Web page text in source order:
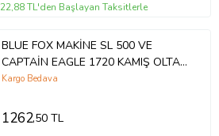
22,88 TL'den Başlayan Taksitlerle
BLUE FOX MAKİNE SL 500 VE
CAPTAİN EAGLE 1720 KAMIŞ OLTA
TAKIMI 3 METRE
Kargo Bedava
1262,50 TL